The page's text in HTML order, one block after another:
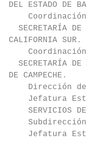
DEL ESTADO DE
SECRETARÍA DE
CALIFORNIA SUR.
SECRETARÍA DE
DE CAMPECHE.
Dirección
Jefatura
SERVICIOS
Jefatura